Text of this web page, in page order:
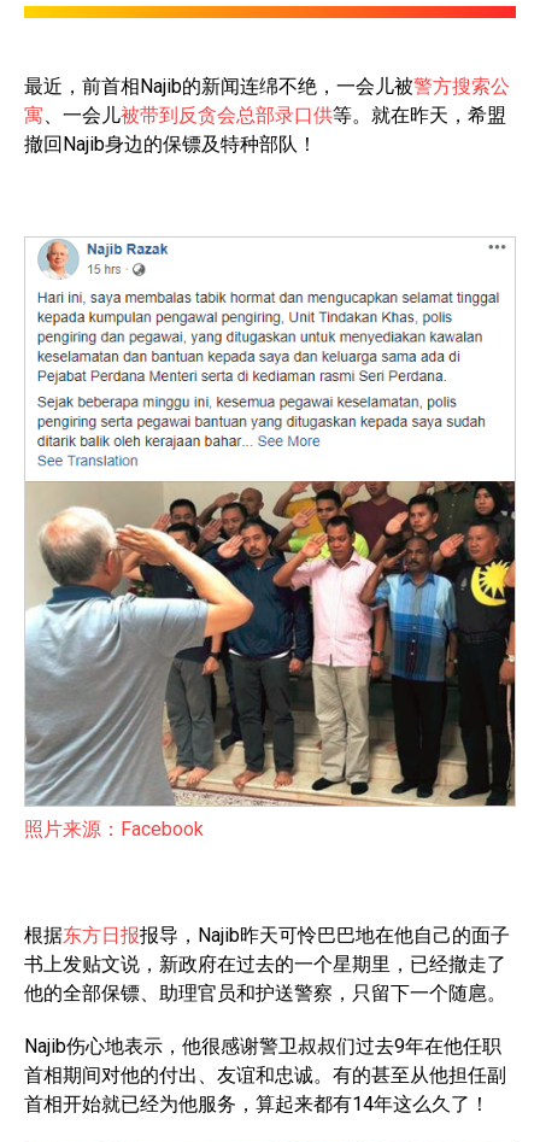
最近，前首相Najib的新闻连绵不绝，一会儿被警方搜索公
寓 、一会儿被带到反贪会总部录口供等。就在昨天，希盟
撤回Najib身边的保镖及特种部队！
照片来源：Facebook
根据东方日报报导，Najib昨天可怜巴巴地在他自己的面子
书上发贴文说，新政府在过去的一个星期里，已经撤走了
他的全部保镖、助理官员和护送警察，只留下一个随扈。
Najib伤心地表示，他很感谢警卫叔叔们过去9年在他任职
首相期间对他的付出、友谊和忠诚。有的甚至从他担任副
首相开始就已经为他服务，算起来都有14年这么久了！